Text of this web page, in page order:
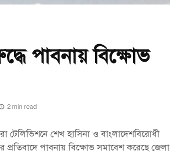
পাবনায় বিক্ষোভ
2 min read
টেলিভিশনে শেখ হাসিনা ও বাংলাদেশবিরোধী
পাবনায় বিক্ষোভ সমাবেশ করেছে জেলা